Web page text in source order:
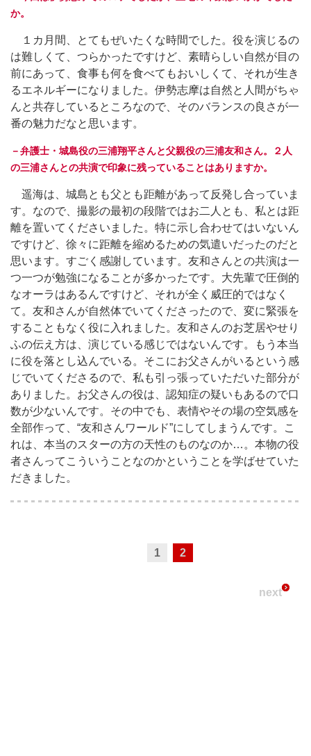
か。
１カ月間、とてもぜいたくな時間でした。役を演じるの
は難しくて、つらかったですけど、素晴らしい自然が目の
前にあって、食事も何を食べてもおいしくて、それが生き
るエネルギーになりました。伊勢志摩は自然と人間がちゃ
んと共存しているところなので、そのバランスの良さが一
番の魅力だなと思います。
－弁護士・城島役の三浦翔平さんと父親役の三浦友和さん。２人
の三浦さんとの共演で印象に残っていることはありますか。
遥海は、城島とも父とも距離があって反発し合っていま
す。なので、撮影の最初の段階ではお二人とも、私とは距
離を置いてくださいました。特に示し合わせてはいないん
ですけど、徐々に距離を縮めるための気遣いだったのだと
思います。すごく感謝しています。友和さんとの共演は一
つ一つが勉強になることが多かったです。大先輩で圧倒的
なオーラはあるんですけど、それが全く威圧的ではなく
て。友和さんが自然体でいてくださったので、変に緊張を
することもなく役に入れました。友和さんのお芝居やせり
ふの伝え方は、演じている感じではないんです。もう本当
に役を落とし込んでいる。そこにお父さんがいるという感
じでいてくださるので、私も引っ張っていただいた部分が
ありました。お父さんの役は、認知症の疑いもあるので口
数が少ないんです。その中でも、表情やその場の空気感を
全部作って、“友和さんワールド”にしてしまうんです。こ
れは、本当のスターの方の天性のものなのか…。本物の役
者さんってこういうことなのかということを学ばせていた
だきました。
1 2
next